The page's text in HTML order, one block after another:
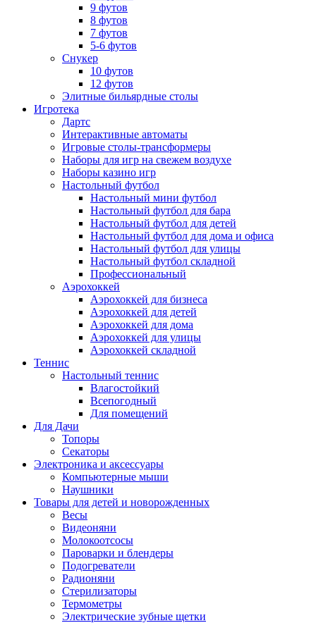
9 футов
8 футов
7 футов
5-6 футов
Снукер
10 футов
12 футов
Элитные бильярдные столы
Игротека
Дартс
Интерактивные автоматы
Игровые столы-трансформеры
Наборы для игр на свежем воздухе
Наборы казино игр
Настольный футбол
Настольный мини футбол
Настольный футбол для бара
Настольный футбол для детей
Настольный футбол для дома и офиса
Настольный футбол для улицы
Настольный футбол складной
Профессиональный
Аэрохоккей
Аэрохоккей для бизнеса
Аэрохоккей для детей
Аэрохоккей для дома
Аэрохоккей для улицы
Аэрохоккей складной
Теннис
Настольный теннис
Влагостойкий
Всепогодный
Для помещений
Для Дачи
Топоры
Секаторы
Электроника и аксессуары
Компьютерные мыши
Наушники
Товары для детей и новорожденных
Весы
Видеоняни
Молокоотсосы
Пароварки и блендеры
Подогреватели
Радионяни
Стерилизаторы
Термометры
Электрические зубные щетки